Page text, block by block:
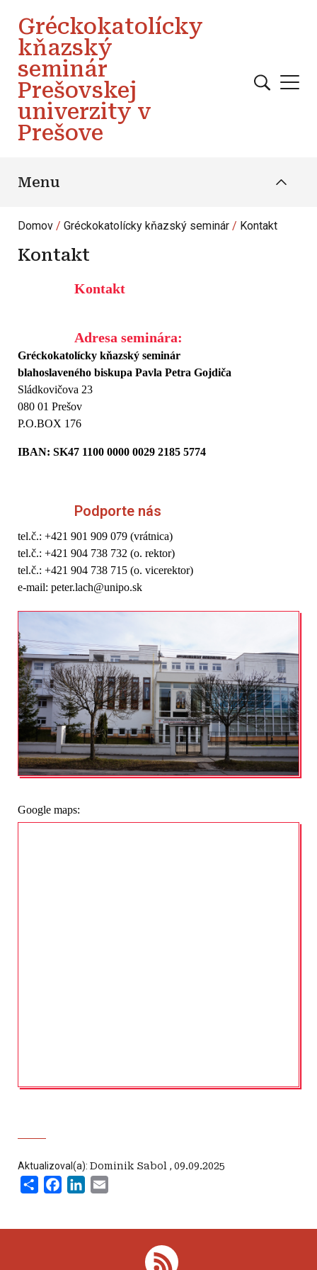
Gréckokatolícky
kňazský
seminár
Prešovskej
univerzity v
Prešove
Menu
Domov Gréckokatolícky kňazský seminár Kontakt
Kontakt
Kontakt
Adresa seminára:
Gréckokatolícky kňazský seminár
blahoslaveného biskupa Pavla Petra Gojdiča
Sládkovičova 23
080 01 Prešov
P.O.BOX 176
IBAN: SK47 1100 0000 0029 2185 5774
Podporte nás
tel.č.: +421 901 909 079 (vrátnica)
tel.č.: +421 904 738 732 (o. rektor)
tel.č.: +421 904 738 715 (o. vicerektor)
e-mail: peter.lach@unipo.sk
Google maps:
Aktualizoval(a): Dominik Sabol , 09.09.2025
Share FacebookLinkedIn